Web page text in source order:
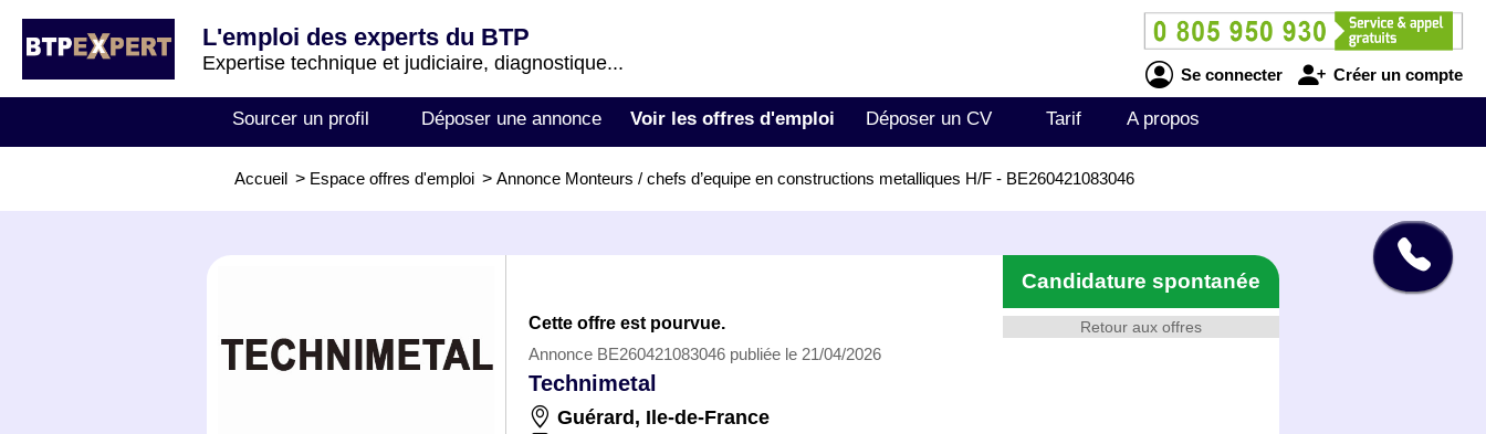
L'emploi des experts du BTP
Expertise technique et judiciaire, diagnostique...
Se connecter Créer un compte
Sourcer un profil Déposer une annonce Voir les offres d'emploi Déposer un CV Tarif A propos
Accueil > Espace offres d'emploi > Annonce Monteurs / chefs d’equipe en constructions metalliques H/F - BE260421083046
Retour aux offres
Candidature spontanée
Cette offre est pourvue.
Annonce BE260421083046 publiée le 21/04/2026
Technimetal
Guérard , Ile-de-France